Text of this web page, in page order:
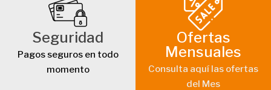
Seguridad
Pagos seguros en todo
momento
Ofertas
Mensuales
Consulta aquí las ofertas
del Mes